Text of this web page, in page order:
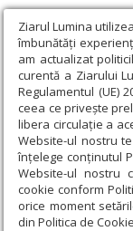
Ziarul Lumina
îmbunătăți
am actualizat
curentă a Ziarului
Regulamentul (UE)
ceea ce privește
libera circulație a
Website-ul nostru
înțelege conținutul
Website-ul nostru
cookie conform
orice moment
din Politica de
Ziarul Lumina ›
formare „Alege
Sesiune de